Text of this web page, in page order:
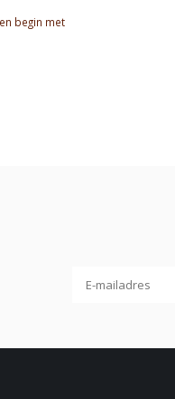
begin met